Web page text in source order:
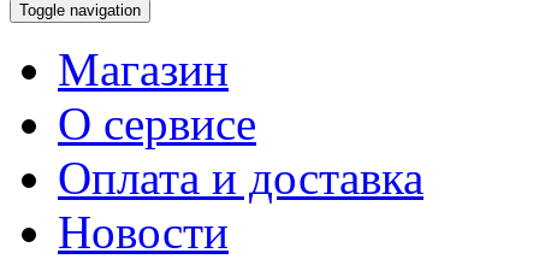
Toggle navigation
Магазин
О cервисе
Оплата и доставка
Новости